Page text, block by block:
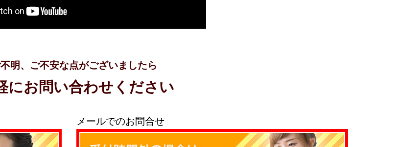
明、ご不安な点がございましたら
にお問い合わせください
メールでのお問合せ